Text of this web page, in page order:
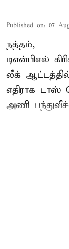
Published on: 07
நத்தம்,
டிஎன்பிஎல்
லீக்
எதிராக
அணி